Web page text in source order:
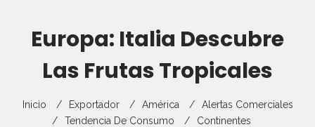
Europa: Italia Descubre
Las Frutas Tropicales
Inicio Exportador América
Alertas Comerciales
Tendencia De Consumo
Continentes